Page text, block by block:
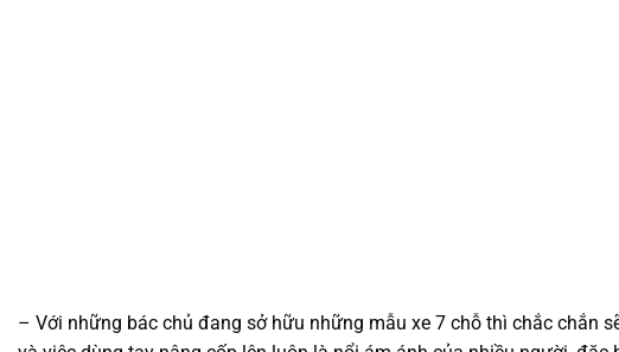
– Với những bác chủ đang sở hữu những mẫu xe 7 chỗ thì chắc chắn